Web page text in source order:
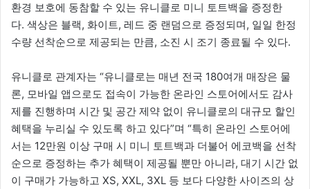
환경 보호에 동참할 수 있는 유니클로 미니 토트백을 증정한
다. 색상은 블랙, 화이트, 레드 중 랜덤으로 증정되며, 일일 한정
수량 선착순으로 제공되는 만큼, 소진 시 조기 종료될 수 있다.
유니클로 관계자는 “유니클로는 매년 전국 180여개 매장은 물
론, 모바일 앱으로도 접속이 가능한 온라인 스토어에서도 감사
제를 진행하며 시간 및 공간 제약 없이 유니클로의 대규모 할인
혜택을 누리실 수 있도록 하고 있다”며 “특히 온라인 스토어에
서는 12만원 이상 구매 시 미니 토트백과 더불어 에코백을 선착
순으로 증정하는 추가 혜택이 제공될 뿐만 아니라, 대기 시간 없
이 구매가 가능하고 XS, XXL, 3XL 등 보다 다양한 사이즈의 상